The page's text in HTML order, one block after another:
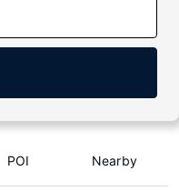
POI Nearby